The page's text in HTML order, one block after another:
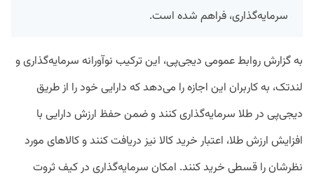
سرمایه‌گذاری، فراهم شده است.
به گزارش روابط عمومی دیجی‌پی، این ترکیب نوآورانه سرمایه‌گذاری و
لندتک، به کاربران این اجازه را می‌دهد که دارایی خود را از طریق
دیجی‌پی در طلا سرمایه‌گذاری کنند و ضمن حفظ ارزش دارایی با
افزایش ارزش طلا، اعتبار خرید کالا نیز دریافت کنند و کالاهای مورد
نظرشان را قسطی خرید کنند. امکان سرمایه‌گذاری در کیف ثروت